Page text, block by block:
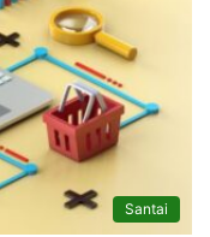
Santai